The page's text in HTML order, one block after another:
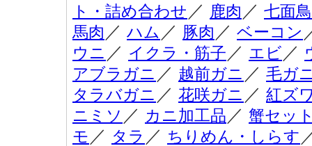
ト・詰め合わせ ／ 鹿肉 ／ 七面鳥
馬肉 ／ ハム ／ 豚肉 ／ ベーコン
ウニ ／ イクラ・筋子 ／ エビ ／
アブラガニ ／ 越前ガニ ／ 毛ガ
タラバガニ ／ 花咲ガニ ／ 紅ズ
ニミソ ／ カニ加工品 ／ 蟹セッ
モ ／ タラ ／ ちりめん・しらす